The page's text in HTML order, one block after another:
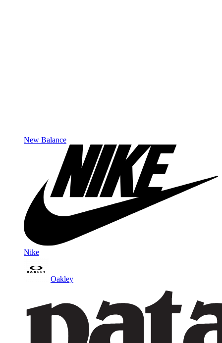
New Balance
Nike
Oakley